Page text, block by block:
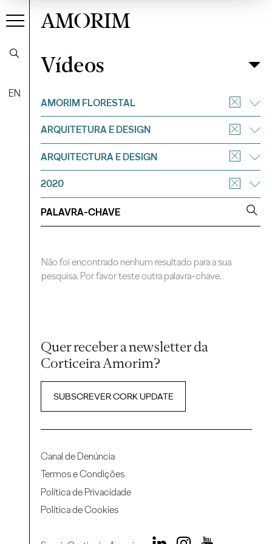
EN
AMORIM
VídeosFiltrar
Vídeos
AMORIM FLORESTAL
ARQUITETURA E DESIGN
ARQUITECTURA E DESIGN
2020
Não foi encontrado nenhum resultado para a sua
pesquisa. Por favor teste outra palavra-chave.
Quer receber a newsletter da
Corticeira Amorim?
SUBSCREVER CORK UPDATE
Canal de Denúncia
Termos e Condições
Política de Privacidade
Política de Cookies